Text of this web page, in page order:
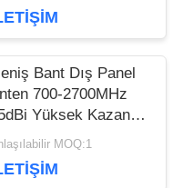
Bant Dış Panel
700-2700MHz
Yüksek Kazanç
100W Cep Ağı
Güçlendirici
için Rüzgar
MOQ:1